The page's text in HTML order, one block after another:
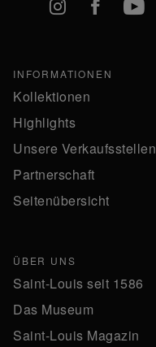
INFORMATIONEN
Kollektionen
Highlights
Unsere Verkaufsstellen
Partnerschaft
Seitenübersicht
ÜBER UNS
Saint-Louis seit 1586
Das Museum
Saint-Louis Magazin